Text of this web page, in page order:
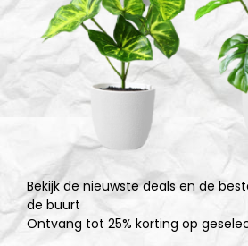
Bekijk de nieuwste deals en de
de buurt
Ontvang tot 25% korting op